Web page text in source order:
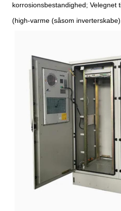
korrosionsbestandighed; Velegnet
(high-varme (såsom inverterskabe).